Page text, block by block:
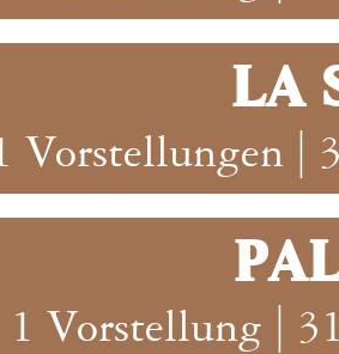
LA
Vorstellungen |
1 Vorstellung |